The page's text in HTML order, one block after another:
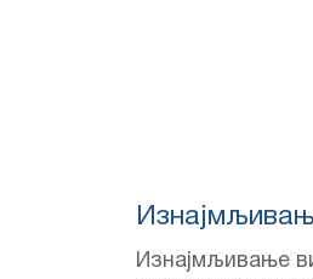
Изнајмљивање